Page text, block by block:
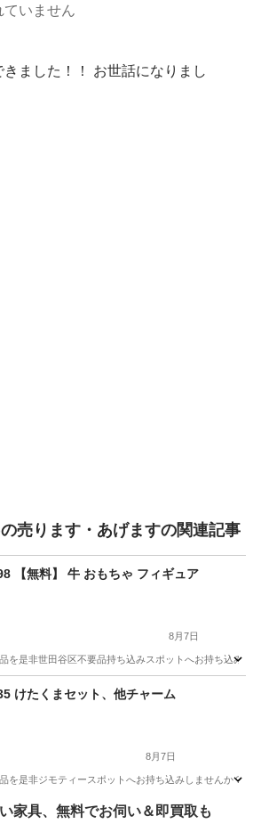
ていません
ました！！ お世話になりまし
売ります・あげますの関連記事
【無料】 牛 おもちゃ フィギュア
8月7日
非世田谷区不要品持ち込みスポットへお持ち込みし
ゃ スポット
けたくまセット、他チャーム
8月7日
非ジモティースポットへお持ち込みしませんか？
くま
家具、無料でお伺い＆即買取も